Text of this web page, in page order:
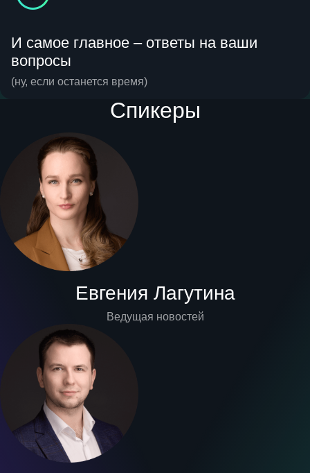
И самое главное – ответы на ваши
вопросы
(ну, если останется время)
Спикеры
Евгения Лагутина
Ведущая новостей